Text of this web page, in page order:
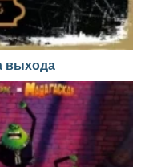
выхода